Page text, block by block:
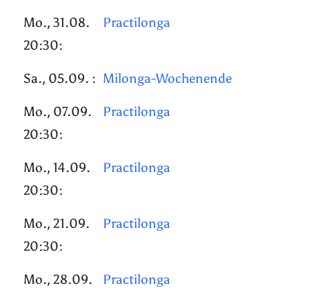
Mo., 31.08.
20:30:
Practilonga
Sa., 05.09. : Milonga-Wochenende
Mo., 07.09.
20:30:
Practilonga
Mo., 14.09.
20:30:
Practilonga
Mo., 21.09.
20:30:
Practilonga
Mo., 28.09.
Practilonga